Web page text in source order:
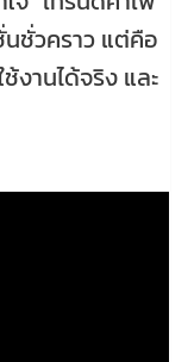
ชั่วคราว แต่คือ
านได้จริง และ